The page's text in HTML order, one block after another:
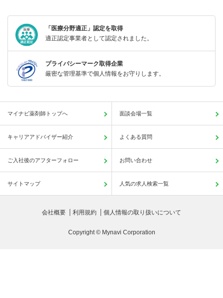
「医療分野適正」認定を取得
適正認定事業者として認定されました。
プライバシーマーク取得企業
厳密な管理基準で個人情報をお守りします。
マイナビ薬剤師トップへ 面談会場一覧
キャリアアドバイザー紹介 よくある質問
ご入社後のアフターフォロー お問い合わせ
サイトマップ 人気の求人検索一覧
会社概要 利用規約 個人情報の取り扱いについて
Copyright © Mynavi Corporation